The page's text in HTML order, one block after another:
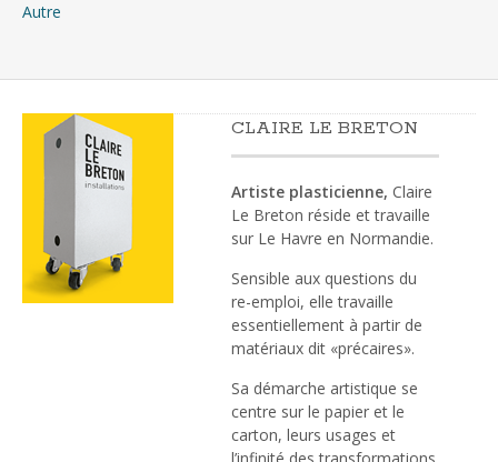
Autre
CLAIRE LE BRETON
Artiste plasticienne, Claire
Le Breton réside et travaille
sur Le Havre en Normandie.
Sensible aux questions du
re-emploi, elle travaille
essentiellement à partir de
matériaux dit «précaires».
Sa démarche artistique se
centre sur le papier et le
carton, leurs usages et